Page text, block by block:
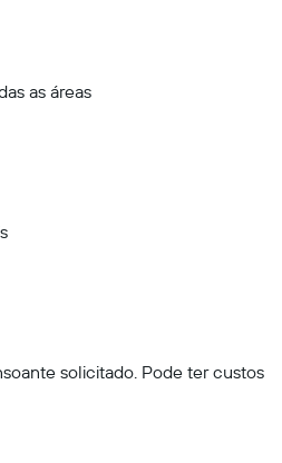
as áreas
solicitado. Pode ter custos